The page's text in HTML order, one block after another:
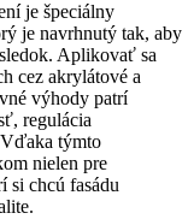
je špeciálny
je navrhnutý tak, aby
Aplikovať sa
cez akrylátové a
výhody patrí
regulácia
týmto
nielen pre
si chcú fasádu